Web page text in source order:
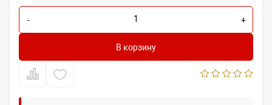
- +
В корзину